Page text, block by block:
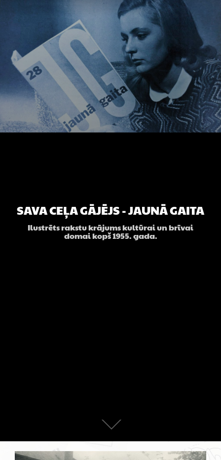
SAVA CEĻA GĀJĒJS - JAUNĀ GAITA
Ilustrēts rakstu krājums kultūrai un brīvai
domai kopš 1955. gada.
Scroll
down
to